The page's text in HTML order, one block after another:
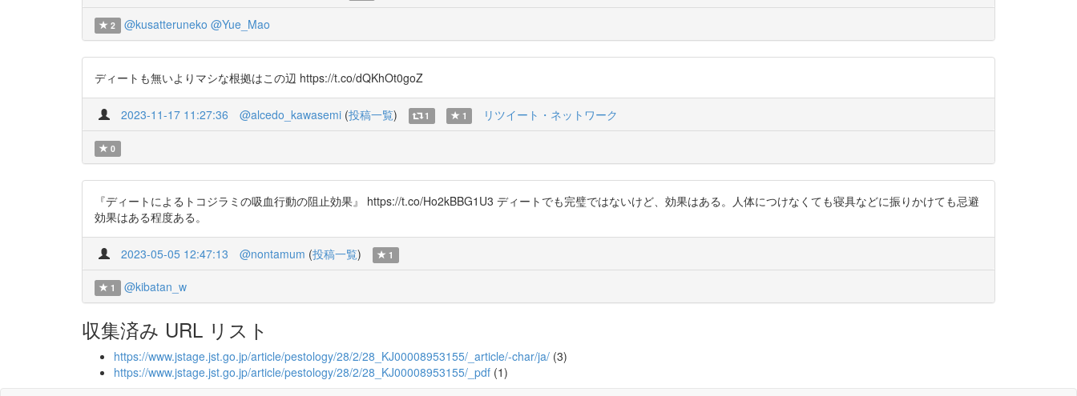
2 @kusatteruneko @Yue_Mao
ディートも無いよりマシな根拠はこの辺 https://t.co/dQKhOt0goZ
2023-11-17 11:27:36 @alcedo_kawasemi (投稿一覧) 1 1 リツイート・ネットワーク
0
『ディートによるトコジラミの吸血行動の阻止効果』 https://t.co/Ho2kBBG1U3 ディートでも完璧ではないけど、効果はある。人体につけなくても寝具などに振りかけても忌避
効果はある程度ある。
2023-05-05 12:47:13 @nontamum (投稿一覧) 1
1 @kibatan_w
収集済み URL リスト
https://www.jstage.jst.go.jp/article/pestology/28/2/28_KJ00008953155/_article/-char/ja/ (3)
https://www.jstage.jst.go.jp/article/pestology/28/2/28_KJ00008953155/_pdf (1)